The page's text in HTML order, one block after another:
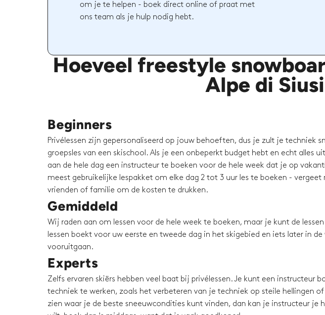
om je te helpen - boek direct online of praat met
ons team als je hulp nodig hebt.
Hoeveel freestyle
Alpe di
Beginners
Privélessen zijn gepersonaliseerd op jouw behoeften, dus je zult je techniek
groepsles van een skischool. Als je een onbeperkt budget hebt en echt alles
aan de hele dag een instructeur te boeken voor de hele week dat je op
meest gebruikelijke lespakket om elke dag 2 tot 3 uur les te boeken -
vrienden of familie om de kosten te drukken.
Gemiddeld
Wij raden aan om lessen voor de hele week te boeken, maar je kunt de
lessen boekt voor uw eerste en tweede dag in het skigebied en iets later in
vooruitgaan.
Experts
Zelfs ervaren skiërs hebben veel baat bij privélessen. Je kunt een instructeur
techniek te werken, zoals het verbeteren van je techniek op steile hellingen
zien waar je de beste sneeuwcondities kunt vinden, dan kan je instructeur je